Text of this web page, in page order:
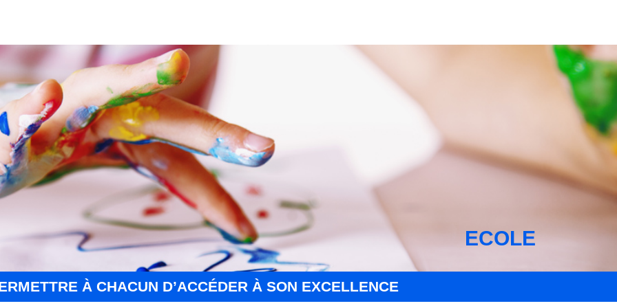
ECOLE
À CHACUN D’ACCÉDER À SON EXCELLENCE